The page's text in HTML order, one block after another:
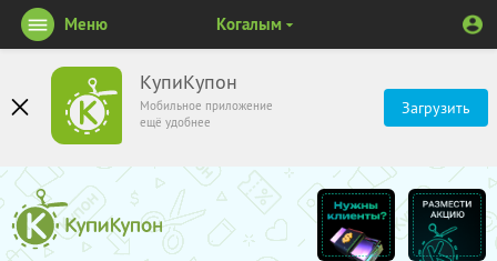
КупиКупон
Мобильное приложение
ещё удобнее
Загрузить
Меню Когалым